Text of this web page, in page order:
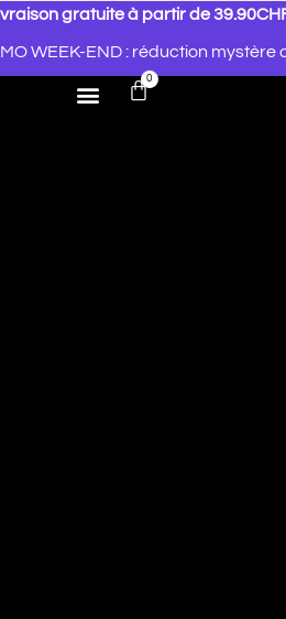
gratuite à partir de
WEEK-END : réduction mystère
0